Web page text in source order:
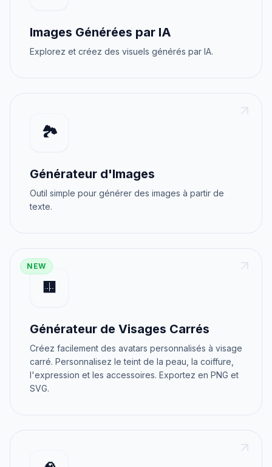
Images Générées par IA
Explorez et créez des visuels générés par IA.
🏞️
Générateur d'Images
Outil simple pour générer des images à partir de
texte.
NEW
🟨
Générateur de Visages Carrés
Créez facilement des avatars personnalisés à visage
carré. Personnalisez le teint de la peau, la coiffure,
l'expression et les accessoires. Exportez en PNG et
SVG.